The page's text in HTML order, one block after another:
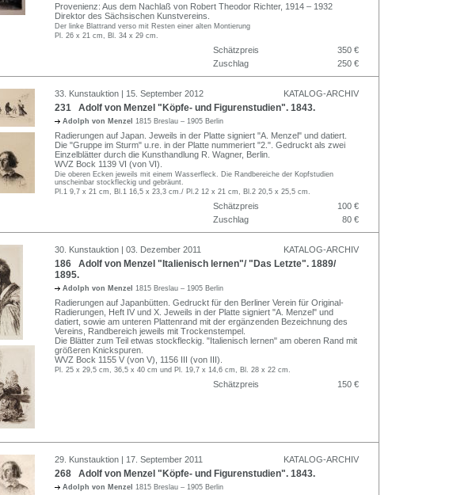
Provenienz: Aus dem Nachlaß von Robert Theodor Richter, 1914 – 1932
Direktor des Sächsischen Kunstvereins.
Der linke Blattrand verso mit Resten einer alten Montierung
Pl. 26 x 21 cm, Bl. 34 x 29 cm.
Schätzpreis
350 €
Zuschlag
250 €
33. Kunstauktion | 15. September 2012 KATALOG-ARCHIV
231 Adolf von Menzel "Köpfe- und Figurenstudien". 1843.
Adolph von Menzel 1815 Breslau – 1905 Berlin
Radierungen auf Japan. Jeweils in der Platte signiert "A. Menzel" und datiert.
Die "Gruppe im Sturm" u.re. in der Platte nummeriert "2.". Gedruckt als zwei
Einzelblätter durch die Kunsthandlung R. Wagner, Berlin.
WVZ Bock 1139 VI (von VI).
Die oberen Ecken jeweils mit einem Wasserfleck. Die Randbereiche der Kopfstudien
unscheinbar stockfleckig und gebräunt.
Pl.1 9,7 x 21 cm, Bl.1 16,5 x 23,3 cm./ Pl.2 12 x 21 cm, Bl.2 20,5 x 25,5 cm.
Schätzpreis
100 €
Zuschlag
80 €
30. Kunstauktion | 03. Dezember 2011 KATALOG-ARCHIV
186 Adolf von Menzel "Italienisch lernen"/ "Das Letzte". 1889/
1895.
Adolph von Menzel 1815 Breslau – 1905 Berlin
Radierungen auf Japanbütten. Gedruckt für den Berliner Verein für Original-
Radierungen, Heft IV und X. Jeweils in der Platte signiert "A. Menzel" und
datiert, sowie am unteren Plattenrand mit der ergänzenden Bezeichnung des
Vereins, Randbereich jeweils mit Trockenstempel.
Die Blätter zum Teil etwas stockfleckig. "Italienisch lernen" am oberen Rand mit
größeren Knickspuren.
WVZ Bock 1155 V (von V), 1156 III (von III).
Pl. 25 x 29,5 cm, 36,5 x 40 cm und Pl. 19,7 x 14,6 cm, Bl. 28 x 22 cm.
Schätzpreis 150 €
29. Kunstauktion | 17. September 2011 KATALOG-ARCHIV
268 Adolf von Menzel "Köpfe- und Figurenstudien". 1843.
Adolph von Menzel 1815 Breslau – 1905 Berlin